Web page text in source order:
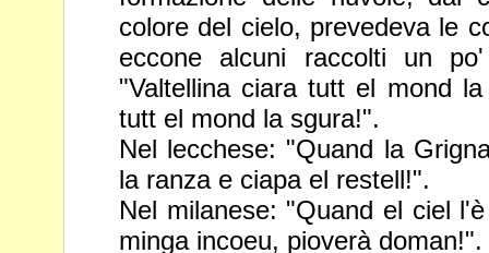
colore del cielo, prevedeva le
eccone alcuni raccolti un
"Valtellina ciara tutt el mond
tutt el mond la sgura!".
Nel lecchese: "Quand la
la ranza e ciapa el restell!".
Nel milanese: "Quand el ciel
minga incoeu, pioverà doman!".